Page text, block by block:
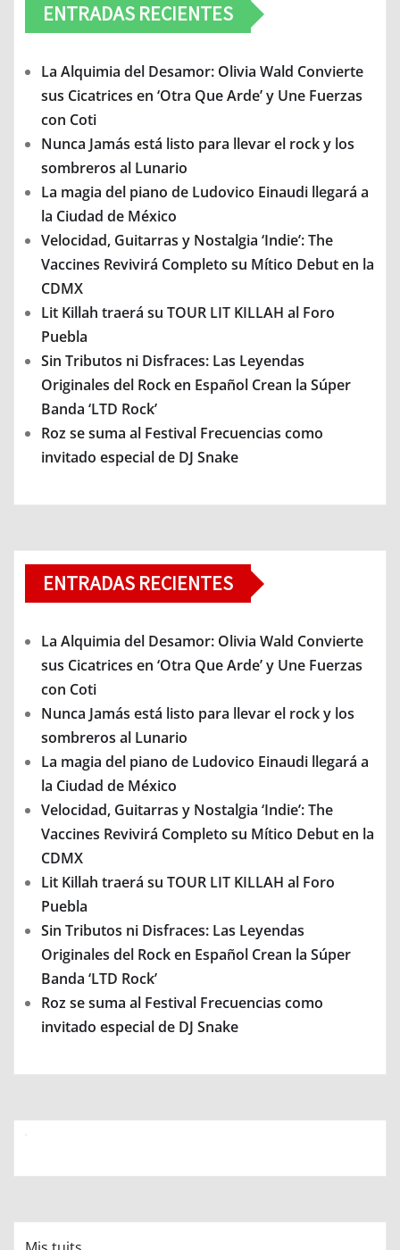
ENTRADAS RECIENTES
La Alquimia del Desamor: Olivia Wald Convierte
sus Cicatrices en ‘Otra Que Arde’ y Une Fuerzas
con Coti
Nunca Jamás está listo para llevar el rock y los
sombreros al Lunario
La magia del piano de Ludovico Einaudi llegará a
la Ciudad de México
Velocidad, Guitarras y Nostalgia ‘Indie’: The
Vaccines Revivirá Completo su Mítico Debut en la
CDMX
Lit Killah traerá su TOUR LIT KILLAH al Foro
Puebla
Sin Tributos ni Disfraces: Las Leyendas
Originales del Rock en Español Crean la Súper
Banda ‘LTD Rock’
Roz se suma al Festival Frecuencias como
invitado especial de DJ Snake
ENTRADAS RECIENTES
La Alquimia del Desamor: Olivia Wald Convierte
sus Cicatrices en ‘Otra Que Arde’ y Une Fuerzas
con Coti
Nunca Jamás está listo para llevar el rock y los
sombreros al Lunario
La magia del piano de Ludovico Einaudi llegará a
la Ciudad de México
Velocidad, Guitarras y Nostalgia ‘Indie’: The
Vaccines Revivirá Completo su Mítico Debut en la
CDMX
Lit Killah traerá su TOUR LIT KILLAH al Foro
Puebla
Sin Tributos ni Disfraces: Las Leyendas
Originales del Rock en Español Crean la Súper
Banda ‘LTD Rock’
Roz se suma al Festival Frecuencias como
invitado especial de DJ Snake